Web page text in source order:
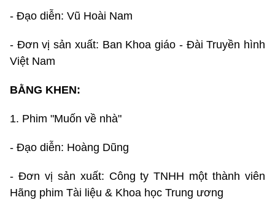
- Đạo diễn: Vũ Hoài Nam
- Đơn vị sản xuất: Ban Khoa giáo - Đài Truyền hình
Việt Nam
BẰNG KHEN:
1. Phim "Muốn về nhà"
- Đạo diễn: Hoàng Dũng
- Đơn vị sản xuất: Công ty TNHH một thành viên
Hãng phim Tài liệu & Khoa học Trung ương